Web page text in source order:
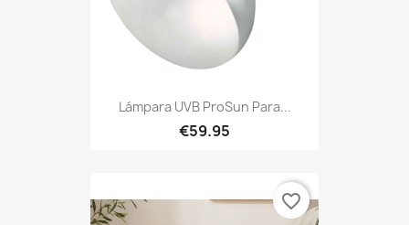
Lámpara UVB ProSun Para...
€59.95
favorite_border